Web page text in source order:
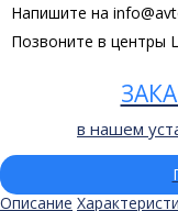
Напишите на
Позвоните в центры
в нашем
Описание